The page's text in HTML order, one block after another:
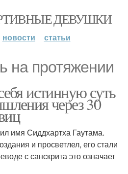
ДЕВУШКИ
новости статьи
на протяжении
истинную суть
через 30
имя Сиддхартха Гаутама.
и просветлел, его стали
с санскрита это означает